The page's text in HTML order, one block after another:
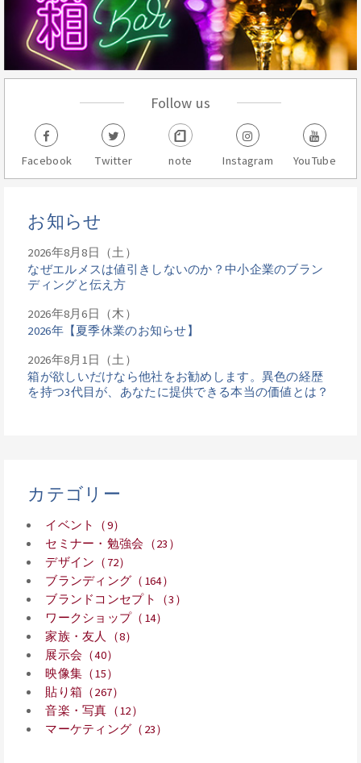
Follow us
Facebook Twitter note Instagram YouTube
お知らせ
なぜエルメスは値引きしないのか？中小企業のブラン
ディングと伝え方
2026年8月8日（土）
2026年【夏季休業のお知らせ】
2026年8月6日（木）
箱が欲しいだけなら他社をお勧めします。異色の経歴
を持つ3代目が、あなたに提供できる本当の価値とは？
2026年8月1日（土）
カテゴリー
イベント（9）
セミナー・勉強会（23）
デザイン（72）
ブランディング（164）
ブランドコンセプト（3）
ワークショップ（14）
家族・友人（8）
展示会（40）
映像集（15）
貼り箱（267）
音楽・写真（12）
マーケティング（23）